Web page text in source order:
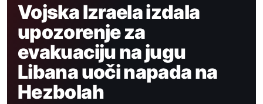
Vojska Izraela izdala
upozorenje za
evakuaciju na jugu
Libana uoči napada na
Hezbolah